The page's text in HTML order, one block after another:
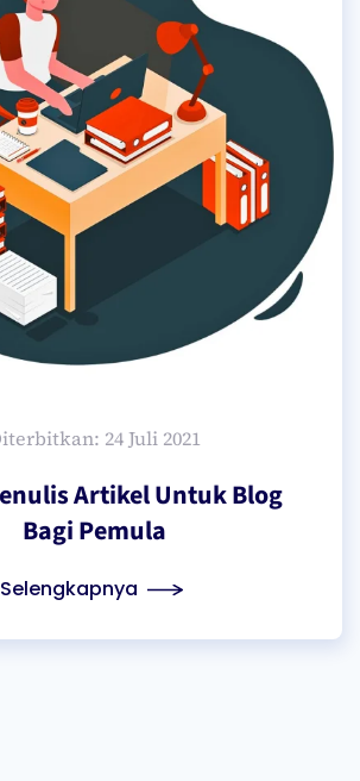
24 Juli 2021
Artikel Untuk Blog
Bagi Pemula
Selengkapnya